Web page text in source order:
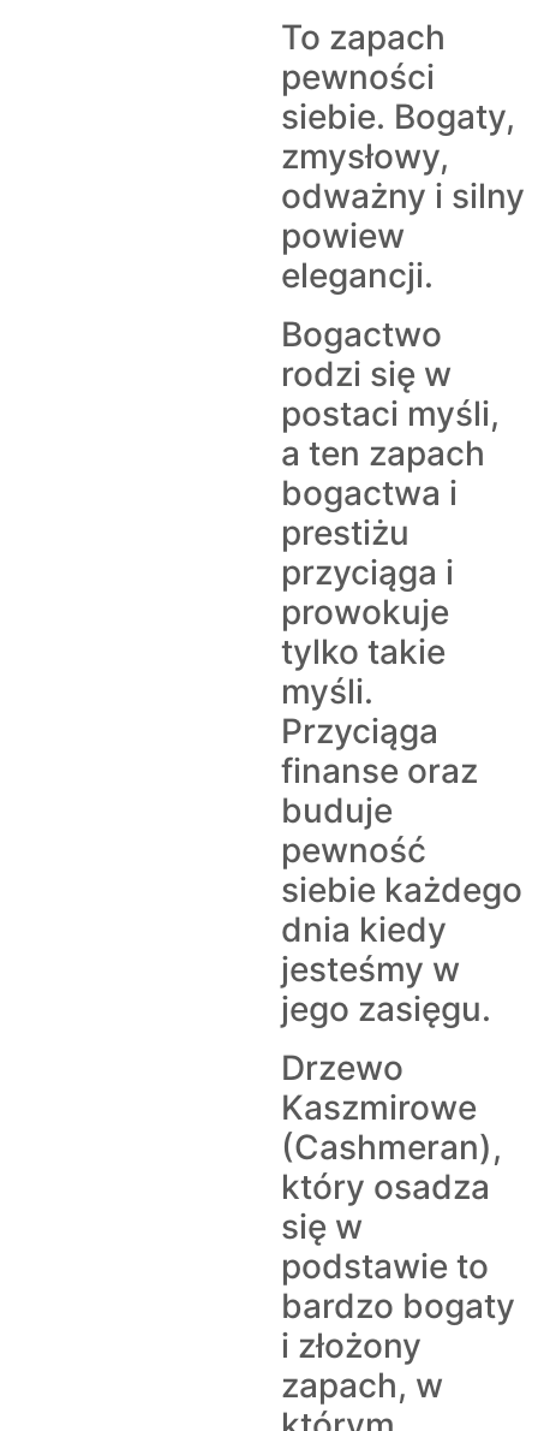
To zapach
pewności
siebie. Bogaty,
zmysłowy,
odważny i silny
powiew
elegancji.
Bogactwo
rodzi się w
postaci myśli,
a ten zapach
bogactwa i
prestiżu
przyciąga i
prowokuje
tylko takie
myśli.
Przyciąga
finanse oraz
buduje
pewność
siebie każdego
dnia kiedy
jesteśmy w
jego zasięgu.
Drzewo
Kaszmirowe
(Cashmeran),
który osadza
się w
podstawie to
bardzo bogaty
i złożony
zapach, w